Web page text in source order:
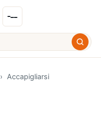
Accapigliarsi